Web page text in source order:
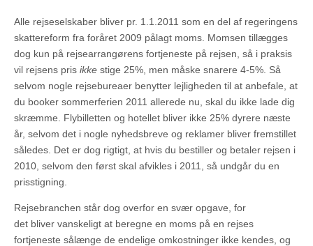
Alle rejseselskaber bliver pr. 1.1.2011 som en del af regeringens
skattereform fra foråret 2009 pålagt moms. Momsen tillægges
dog kun på rejsearrangørens fortjeneste på rejsen, så i praksis
vil rejsens pris ikke stige 25%, men måske snarere 4-5%. Så
selvom nogle rejsebureaer benytter lejligheden til at anbefale, at
du booker sommerferien 2011 allerede nu, skal du ikke lade dig
skræmme. Flybilletten og hotellet bliver ikke 25% dyrere næste
år, selvom det i nogle nyhedsbreve og reklamer bliver fremstillet
således. Det er dog rigtigt, at hvis du bestiller og betaler rejsen i
2010, selvom den først skal afvikles i 2011, så undgår du en
prisstigning.
Rejsebranchen står dog overfor en svær opgave, for
det bliver vanskeligt at beregne en moms på en rejses
fortjeneste sålænge de endelige omkostninger ikke kendes, og